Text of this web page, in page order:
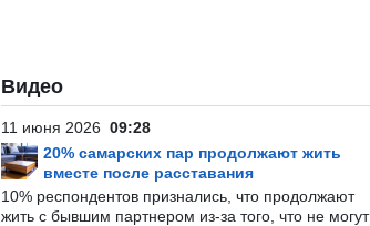
Видео
11 июня 2026 09:28
20% самарских пар продолжают жить
вместе после расставания
10% респондентов признались, что продолжают
жить с бывшим партнером из-за того, что не могут